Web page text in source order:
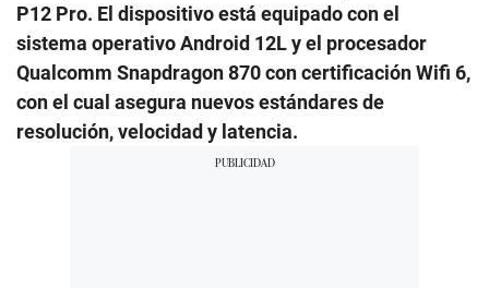
P12 Pro. El dispositivo está equipado con el
sistema operativo Android 12L y el procesador
Qualcomm Snapdragon 870 con certificación Wifi 6,
con el cual asegura nuevos estándares de
resolución, velocidad y latencia.